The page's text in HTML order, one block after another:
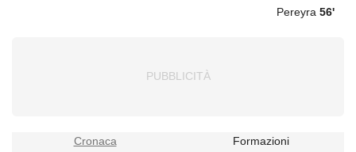
Pereyra 56'
Cronaca Formazioni